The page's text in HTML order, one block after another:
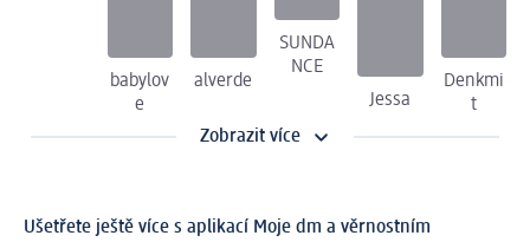
babylov
e
alverde
SUNDA
NCE
Jessa
Denkmi
t
Zobrazit více
Ušetřete ještě více s aplikací Moje dm a věrnostním